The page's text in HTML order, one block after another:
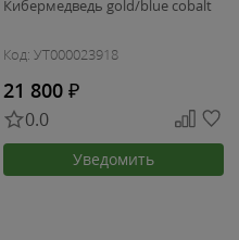
Кибермедведь gold/blue cobalt
Код: УТ000023918
21 800 ₽
0.0
Уведомить